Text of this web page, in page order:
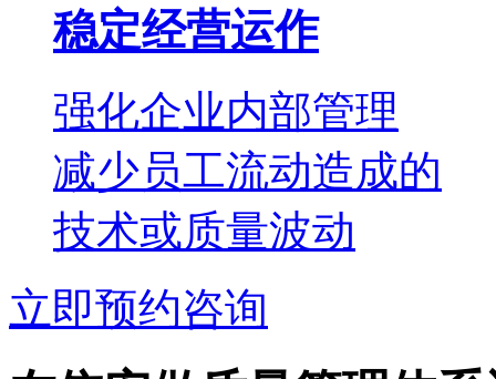
稳定经营运作
强化企业内部管理
减少员工流动造成的
技术或质量波动
立即预约咨询